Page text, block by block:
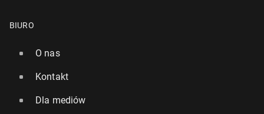
BIURO
O nas
Kontakt
Dla mediów